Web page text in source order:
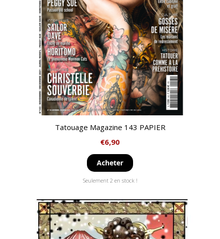
Tatouage Magazine 143 PAPIER
€6,90
Acheter
Seulement 2 en stock !